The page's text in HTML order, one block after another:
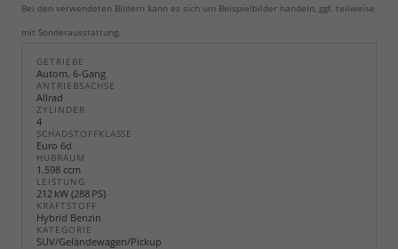
Bei den verwendeten Bildern kann es sich um Beispielbilder handeln, ggf. teilweise
mit Sonderausstattung.
GETRIEBE
Autom. 6-Gang
ANTRIEBSACHSE
Allrad
ZYLINDER
4
SCHADSTOFFKLASSE
Euro 6d
HUBRAUM
1.598 ccm
LEISTUNG
212 kW (288 PS)
KRAFTSTOFF
Hybrid Benzin
KATEGORIE
SUV/Geländewagen/Pickup